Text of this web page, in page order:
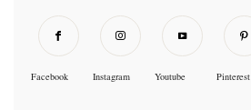
Facebook Instagram Youtube Pinterest